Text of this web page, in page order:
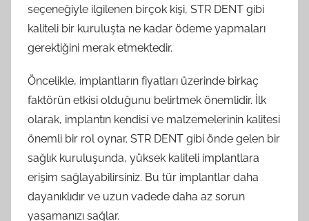
seçeneğiyle ilgilenen birçok kişi, STR DENT gibi
kaliteli bir kuruluşta ne kadar ödeme yapmaları
gerektiğini merak etmektedir.
Öncelikle, implantların fiyatları üzerinde birkaç
faktörün etkisi olduğunu belirtmek önemlidir. İlk
olarak, implantın kendisi ve malzemelerinin kalitesi
önemli bir rol oynar. STR DENT gibi önde gelen bir
sağlık kuruluşunda, yüksek kaliteli implantlara
erişim sağlayabilirsiniz. Bu tür implantlar daha
dayanıklıdır ve uzun vadede daha az sorun
yaşamanızı sağlar.